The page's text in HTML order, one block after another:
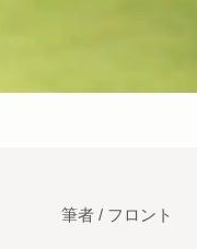
筆者 / フロント